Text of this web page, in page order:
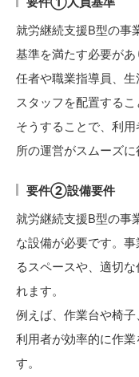
就労継続支援B型の事
基準を満たす必要が
任者や職業指導員、
スタッフを配置するこ
そうすることで、利
所の運営がスムーズに
要件②設備要件
就労継続支援B型の事
な設備が必要です。
るスペースや、適切
れます。
例えば、作業台や椅子
利用者が効率的に作
す。